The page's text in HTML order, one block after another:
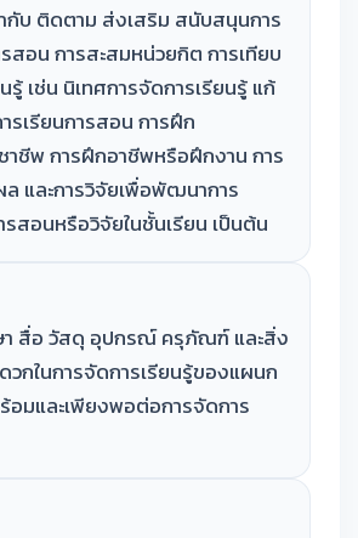
กับ ติดตาม ส่งเสริม สนับสนุนการ
สอน การสะสมหน่วยกิต การเทียบ
รู้ เช่น นิเทศการจัดการเรียนรู้ แก้
เรียนการสอน การฝึก
าชีพ การฝึกอาชีพหรือฝึกงาน การ
ล และการวิจัยเพื่อพัฒนาการ
รสอนหรือวิจัยในชั้นเรียน เป็นต้น
สื่อ วัสดุ อุปกรณ์ ครุภัณฑ์ และสิ่ง
วกในการจัดการเรียนรู้ของแผนก
อมและเพียงพอต่อการจัดการ